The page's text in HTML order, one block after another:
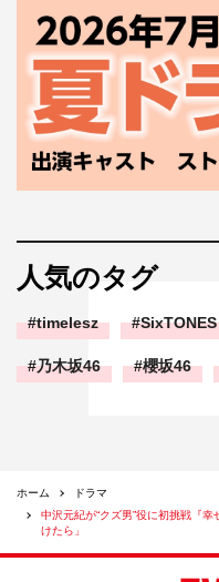
人気のタグ
timelesz SixTONES
乃木坂46 櫻坂46
ホーム
ドラマ
中沢元紀が“クズ男”役に初挑戦『
けたら」